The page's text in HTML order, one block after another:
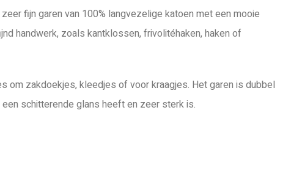
fijn garen van 100% langvezelige katoen met een mooie
handwerk, zoals kantklossen, frivolitéhaken, haken of
om zakdoekjes, kleedjes of voor kraagjes. Het garen is dubbel
schitterende glans heeft en zeer sterk is.